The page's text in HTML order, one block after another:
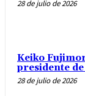
28 de julio de 2026
Keiko
presidente
28 de julio de 2026